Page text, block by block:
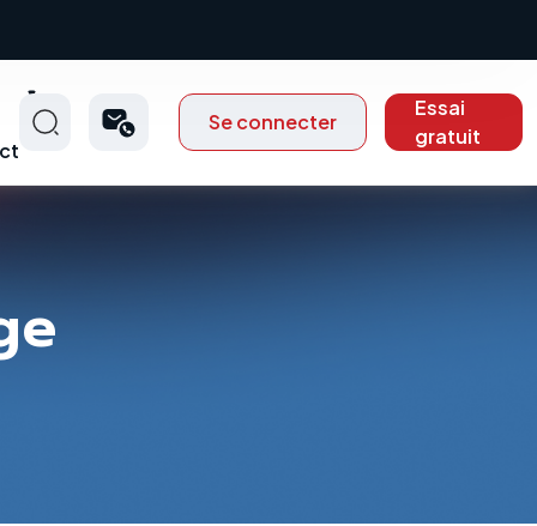
Se connecter
Essai
gratuit